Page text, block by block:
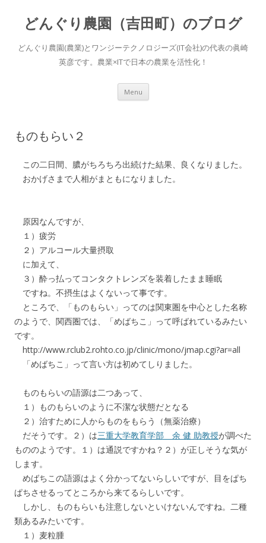
どんぐり農園（吉田町）のブログ
どんぐり農園(農業)とワンジーテクノロジーズ(IT会社)の代表の眞崎
英彦です。農業×ITで日本の農業を活性化！
Menu Skip to content
ものもらい２
この二日間、膿がちろちろ出続けた結果、良くなりました。
おかげさまで人相がまともになりました。
原因なんですが、
１）疲労
２）アルコール大量摂取
に加えて、
３）酔っ払ってコンタクトレンズを装着したまま睡眠
ですね。不摂生はよくないって事です。
ところで、「ものもらい」ってのは関東圏を中心とした名称
のようで、関西圏では、「めばちこ」って呼ばれているみたい
です。
http://www.rclub2.rohto.co.jp/clinic/mono/jmap.cgi?ar=all
「めばちこ」って言い方は初めてしりました。
ものもらいの語源は二つあって、
１）ものもらいのように不潔な状態だとなる
２）治すために人からものをもらう（無薬治療）
だそうです。２）は三重大学教育学部 余 健 助教授が調べた
もののようです。１）は通説ですかね？２）が正しそうな気が
します。
めばちこの語源はよく分かってないらしいですが、目をぱち
ぱちさせるってところから来てるらしいです。
しかし、ものもらいも注意しないといけないんですね。二種
類あるみたいです。
１）麦粒腫